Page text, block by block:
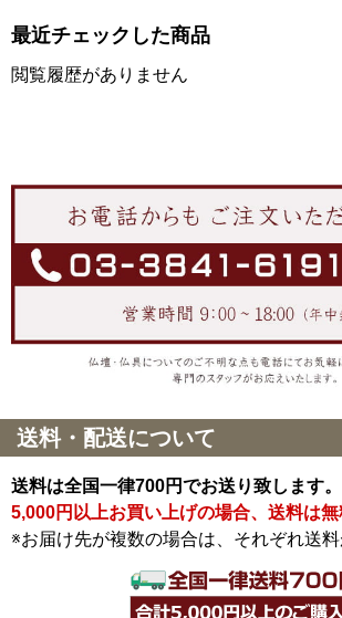
最近チェックした商品
閲覧履歴がありません
送料・配送について
送料は全国一律700円でお送り致します。
5,000円以上お買い上げの場合、送料は無
※お届け先が複数の場合は、それぞれ送料